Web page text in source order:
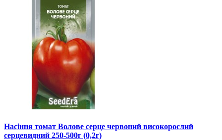
Насіння томат Волове серце червоний високорослий
серцевидний 250-500г (0,2г)